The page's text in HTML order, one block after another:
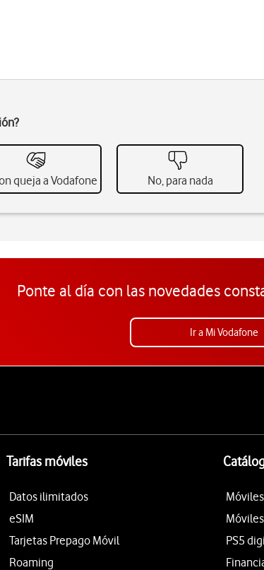
queja a Vodafone No, para nada
Ponte al día con las novedades
Ir a Mi Vodafone
Tarifas móviles
Datos ilimitados
eSIM
Tarjetas Prepago Móvil
Roaming
PS5